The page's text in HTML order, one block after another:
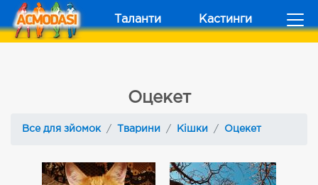
Таланти Кастинги
Оцекет
Все для зйомок Тварини Кішки Оцекет